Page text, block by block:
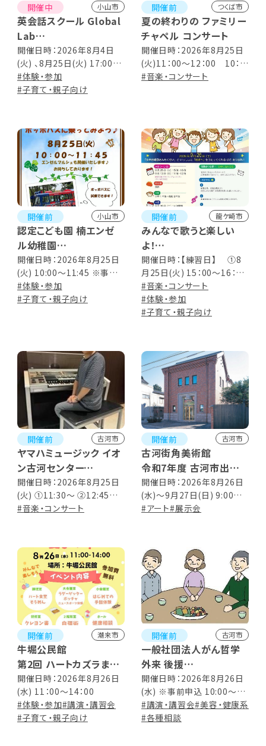
開催中 小山市
英会話スクール Global
Lab
楽しい英語の世界へよう
こそ！
開催日時：2026年8月4日
(火) 、8月25日(火) 17:00～
17:50
#体験・参加
#子育て・親子向け
開催前 つくば市
夏の終わりの ファミリー
チャペル コンサート
開催日時：2026年8月25日
(火)11：00～12：00 10：
30開場
#音楽・コンサート
開催前 小山市
認定こども園 楠エンゼ
ル幼稚園
第5回 のびのび体験クラ
ス
開催日時：2026年8月25日
(火) 10:00～11:45 ※事前
申込
#体験・参加
#子育て・親子向け
開催前 龍ケ崎市
みんなで歌うと楽しい
よ！
子ども合唱メンバー募
集！
開催日時：【練習日】 ①8
月25日(火) 15：00～16：00
②9月13日(日) 11：00～
12：00 【本番・コンサート】9
月26日(土) 14：00開演
#音楽・コンサート
#体験・参加
#子育て・親子向け
開催前 古河市
ヤマハミュージック イオ
ン古河センター
エレクトーンライブ ～思
い出のメロディー～
開催日時：2026年8月25日
(火) ①11:30～ ②12:45～
※事前予約制
#音楽・コンサート
開催前 古河市
古河街角美術館
令和7年度 古河市出品
者作品展（第Ⅲ期）
開催日時：2026年8月26日
(水)～9月27日(日) 9:00～
17:00（入館は16:30まで）
#アート#展示会
開催前 潮来市
牛堀公民館
第2回 ハートカズラまつ
り
開催日時：2026年8月26日
(水) 11：00～14：00
#体験・参加#講演・講習会
#子育て・親子向け
開催前 古河市
一般社団法人がん哲学
外来 後援
古河はなももカフェ
開催日時：2026年8月26日
(水) ※事前申込 10:00～
12:00
#講演・講習会#美容・健康系
#各種相談